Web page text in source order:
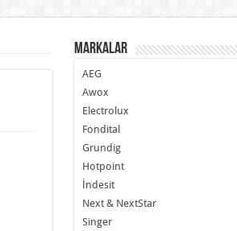
Markalar
AEG
Awox
Electrolux
Fondital
Grundig
Hotpoint
İndesit
Next & NextStar
Singer